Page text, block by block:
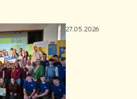
27.05.2026